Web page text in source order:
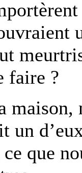
faire ?
un
que